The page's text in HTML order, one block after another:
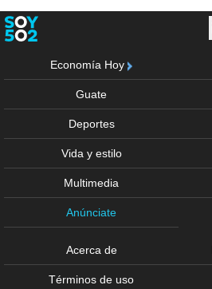
Economía Hoy
Guate
Deportes
Vida y estilo
Multimedia
Anúnciate
Acerca de
Términos de uso